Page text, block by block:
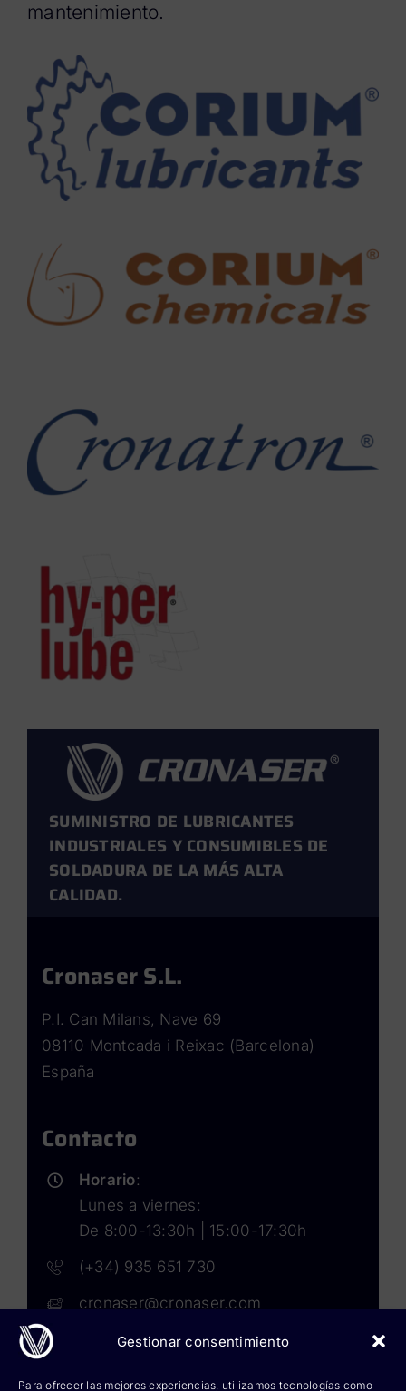
Gestionar consentimiento
Para ofrecer las mejores experiencias, utilizamos tecnologías como
mantenimiento.
SUMINISTRO DE LUBRICANTES
INDUSTRIALES Y CONSUMIBLES DE
SOLDADURA DE LA MÁS ALTA
CALIDAD.
Cronaser S.L.
P.I. Can Milans, Nave 69
08110 Montcada i Reixac (Barcelona)
España
Contacto
Horario:
Lunes a viernes:
De 8:00-13:30h | 15:00-17:30h
(+34) 935 651 730
cronaser@cronaser.com